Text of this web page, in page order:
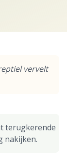
vervelt
terugkerende
nakijken.